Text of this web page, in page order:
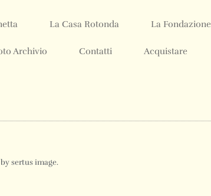
La Casa Rotonda La Fondazione
Archivio Contatti Acquistare
sertus image.